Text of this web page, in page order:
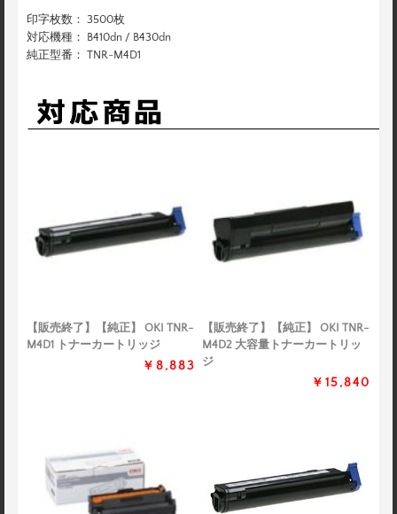
印字枚数： 3500枚
対応機種： B410dn / B430dn
純正型番： TNR-M4D1
【販売終了】【純正】 OKI TNR-
M4D1 トナーカートリッジ
￥8,883
【販売終了】【純正】 OKI TNR-
M4D2 大容量トナーカートリッ
ジ
￥15,840